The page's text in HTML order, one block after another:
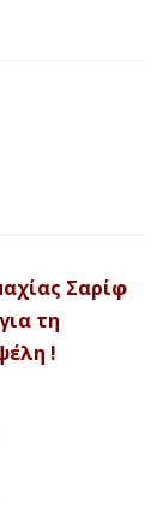
Σαρίφ
τη
!